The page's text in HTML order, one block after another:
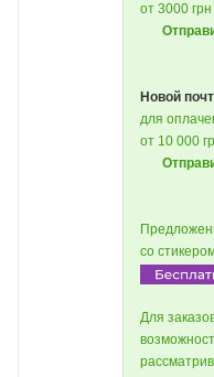
от 3000 грн
Новой
для
от 10 000
со
Для